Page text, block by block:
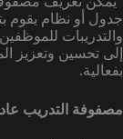
جدول أو نظام يقوم
والتدريبات
إلى تحسين وتعزيز
بفعالية.
مصفوفة التدريب